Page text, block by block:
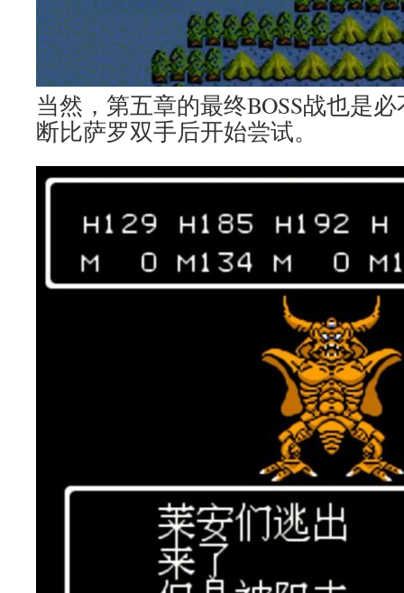
当然，第五章的最终BOSS战也是
断比萨罗双手后开始尝试。